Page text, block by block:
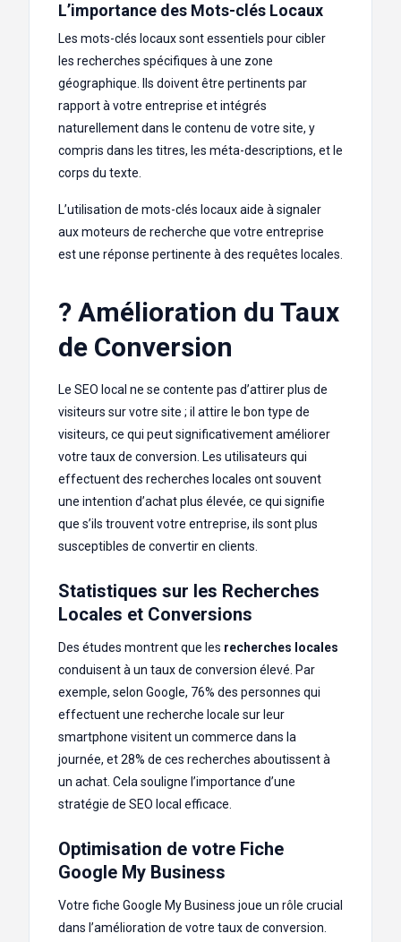
L’importance des Mots-clés Locaux
Les mots-clés locaux sont essentiels pour cibler
les recherches spécifiques à une zone
géographique. Ils doivent être pertinents par
rapport à votre entreprise et intégrés
naturellement dans le contenu de votre site, y
compris dans les titres, les méta-descriptions, et le
corps du texte.
L’utilisation de mots-clés locaux aide à signaler
aux moteurs de recherche que votre entreprise
est une réponse pertinente à des requêtes locales.
? Amélioration du Taux
de Conversion
Le SEO local ne se contente pas d’attirer plus de
visiteurs sur votre site ; il attire le bon type de
visiteurs, ce qui peut significativement améliorer
votre taux de conversion. Les utilisateurs qui
effectuent des recherches locales ont souvent
une intention d’achat plus élevée, ce qui signifie
que s’ils trouvent votre entreprise, ils sont plus
susceptibles de convertir en clients.
Statistiques sur les Recherches
Locales et Conversions
Des études montrent que les recherches locales
conduisent à un taux de conversion élevé. Par
exemple, selon Google, 76% des personnes qui
effectuent une recherche locale sur leur
smartphone visitent un commerce dans la
journée, et 28% de ces recherches aboutissent à
un achat. Cela souligne l’importance d’une
stratégie de SEO local efficace.
Optimisation de votre Fiche
Google My Business
Votre fiche Google My Business joue un rôle crucial
dans l’amélioration de votre taux de conversion.